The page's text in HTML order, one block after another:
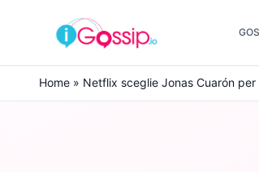
Skip to content
Home » Netflix sceglie Jonas Cuarón